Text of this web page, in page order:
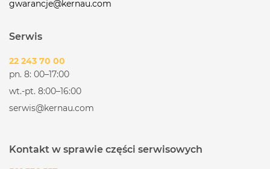
gwarancje@kernau.com
Serwis
22 243 70 00
pn. 8: 00–17:00
wt.-pt. 8:00–16:00
serwis@kernau.com
Kontakt w sprawie części serwisowych